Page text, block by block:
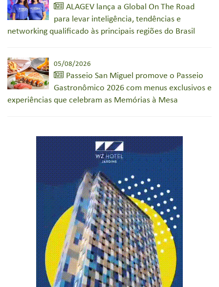
ALAGEV lança a Global On The Road
para levar inteligência, tendências e
networking qualificado às principais regiões do Brasil
05/08/2026
Passeio San Miguel promove o Passeio
Gastronômico 2026 com menus exclusivos e
experiências que celebram as Memórias à Mesa